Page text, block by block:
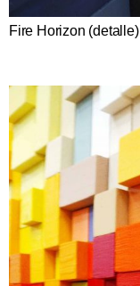
Fire Horizon (detalle)